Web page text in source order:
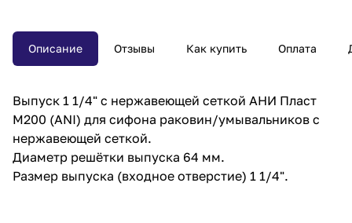
Описание Отзывы Как купить Оплата
Выпуск 1 1/4" с нержавеющей сеткой АНИ Пласт
M200 (ANI) для сифона раковин/умывальников с
нержавеющей сеткой.
Диаметр решётки выпуска 64 мм.
Размер выпуска (входное отверстие) 1 1/4".